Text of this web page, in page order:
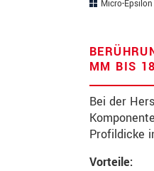
Micro-Epsilon
MM BIS
Bei der
Profildicke
Vorteile:
Ort *
Land
Email